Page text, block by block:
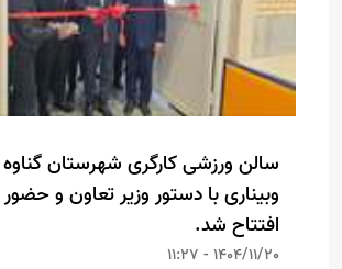
سالن ورزشی کارگری شهرستان
وبیناری با دستور وزیر تعاون و حضور
افتتاح شد.
1404/11/20 - 11:27